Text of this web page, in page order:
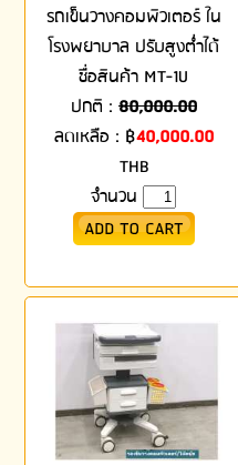
รถเข็นวางคอมพิวเตอร์ ใน
โรงพยาบาล ปรับสูงต่ำได้
ชื่อสินค้า MT-1U
ปกติ : 80,000.00
ลดเหลือ : ฿40,000.00
THB
จำนวน